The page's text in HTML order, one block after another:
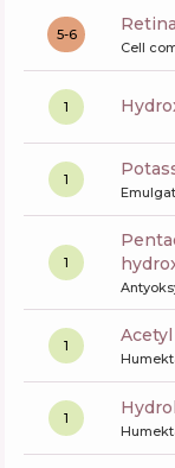
5-6
Cell
1
1
1
pentaerythrityl tetra-di-t-butyl
1
1